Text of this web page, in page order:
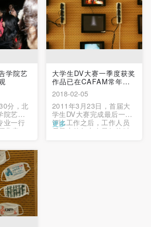
学院艺
分，北
院艺术
业一行
曲音、
蒙•德•
它展览
进行教学性参观。 …
大学生DV大赛一季度获奖
作品已在CAFAM常年展
出
2018-02-05
2011年3月23日，首届大
学生DV大赛完成最后一轮
评比工作之后，工作人员
尽最大的努力在最短的时
更多